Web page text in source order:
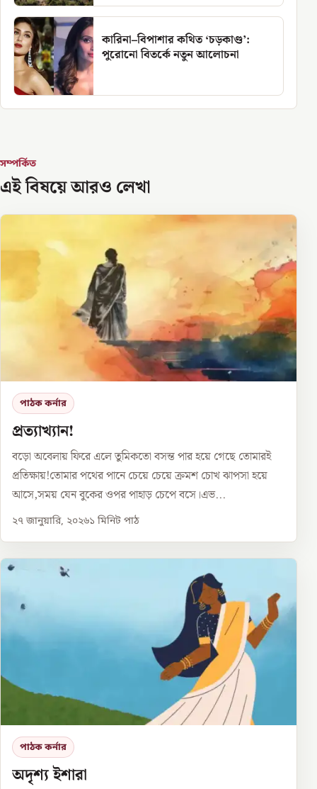
কারিনা–বিপাশার কথিত ‘চড়কাণ্ড’:
পুরোনো বিতর্কে নতুন আলোচনা
সম্পর্কিত
এই বিষয়ে আরও লেখা
পাঠক কর্নার
প্রত্যাখ্যান!
বড়ো অবেলায় ফিরে এলে তুমিকতো বসন্ত পার হয়ে গেছে তোমারই
প্রতিক্ষায়!তোমার পথের পানে চেয়ে চেয়ে ক্রমশ চোখ ঝাপসা হয়ে
আসে,সময় যেন বুকের ওপর পাহাড় চেপে বসে।এভ...
২৭ জানুয়ারি, ২০২৬১ মিনিট পাঠ
পাঠক কর্নার
অদৃশ্য ইশারা